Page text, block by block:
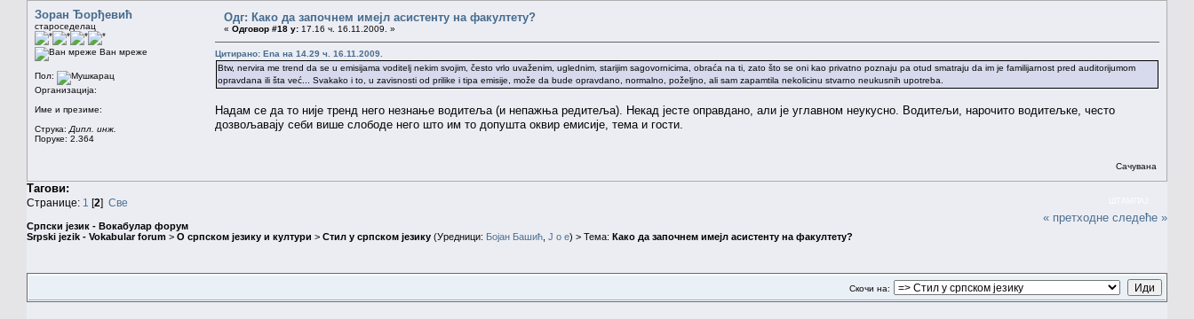
Зоран Ђорђевић
староседелац
Ван мреже
Пол:
Организација:
Име и презиме:
Струка: Дипл. инж.
Поруке: 2.364
Одг: Како да започнем имејл асистенту на факултету?
« Одговор #18 у: 17.16 ч. 16.11.2009. »
Цитирано: Ena на 14.29 ч. 16.11.2009.
Btw, nervira me trend da se u emisijama voditelj nekim svojim, često vrlo uvaženim, uglednim, starijim sagovornicima, obraća na ti, zato što se oni kao privatno poznaju pa otud smatraju da im je familijarnost pred auditorijumom
opravdana ili šta već... Svakako i to, u zavisnosti od prilike i tipa emisije, može da bude opravdano, normalno, poželjno, ali sam zapamtila nekolicinu stvarno neukusnih upotreba.
Надам се да то није тренд него незнање водитеља (и непажња редитеља). Некад јесте оправдано, али је углавном неукусно. Водитељи, нарочито водитељке, често
дозвољавају себи више слободе него што им то допушта оквир емисије, тема и гости.
Сачувана
Тагови:
Странице: 1 [2] Све
Српски језик - Вокабулар форум
Srpski jezik - Vokabular forum > О српском језику и култури > Стил у српском језику (Уредници: Бојан Башић J o e) > Тема: Како да започнем имејл асистенту на факултету?
« претходне следеће »
Скочи на: